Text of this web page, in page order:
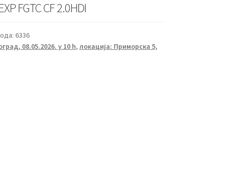
FGTC CF 2.0HDI
6336
08.05.2026. у 10 h, локација: Приморска 5,